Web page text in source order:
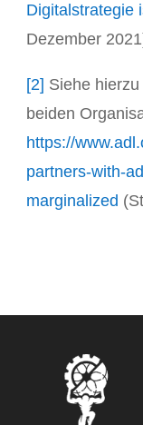
Digitalstrategie
Dezember
[2] Siehe
beiden
https://
partners-with-
marginalized